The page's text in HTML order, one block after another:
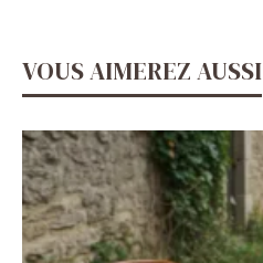
VOUS AIMEREZ AUSSI